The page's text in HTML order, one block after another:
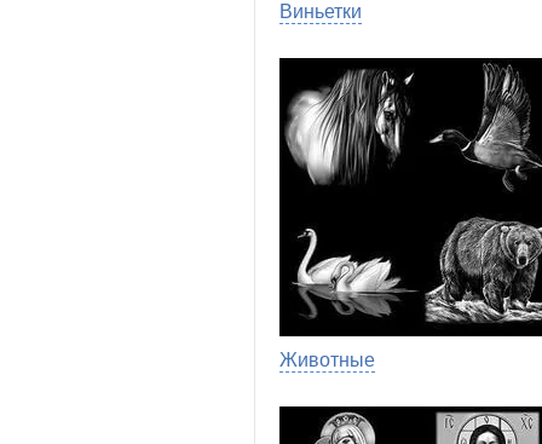
Виньетки
Животные